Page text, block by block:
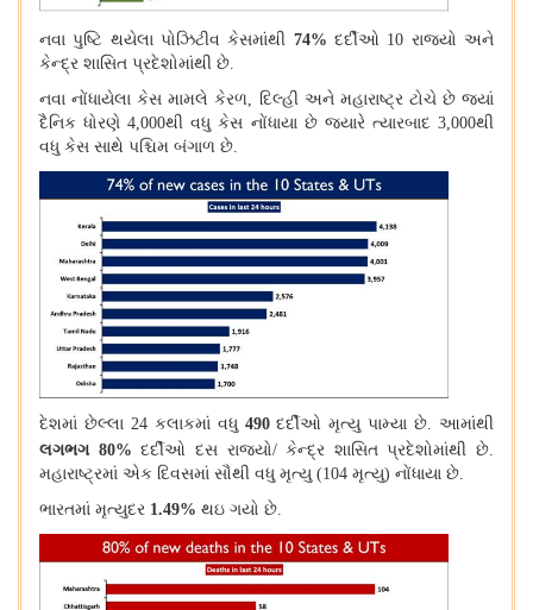
નવા પુષ્ટિ થયેલા પોઝિટીવ કેસમાંથી 74% દર્દીઓ 10 રાજ્યો અને
કેન્દ્ર શાસિત પ્રદેશોમાંથી છે.
નવા નોંધાયેલા કેસ મામલે કેરળ, દિલ્હી અને મહારાષ્ટ્ર ટોચે છે જ્યાં
દૈનિક ધોરણે4,000થી વધુ કેસ નોંધાયા છે જ્યારે ત્યારબાદ3,000થી
વધુ કેસ સાથે પશ્ચિમ બંગાળ છે.
દેશમાં છેલ્લા 24 કલાકમાં વધુ 490દર્દીઓ મૃત્યુ પામ્યા છે.આમાંથી
લગભગ 80% દર્દીઓ દસ રાજ્યો/કેન્દ્ર શાસિત પ્રદેશોમાંથી છે.
મહારાષ્ટ્રમાં એક દિવસમાં સૌથી વધુ મૃત્યુ (104 મૃત્યુ) નોંધાયા છે.
ભારતમાં મૃત્યુદર 1.49% થઇ ગયો છે.